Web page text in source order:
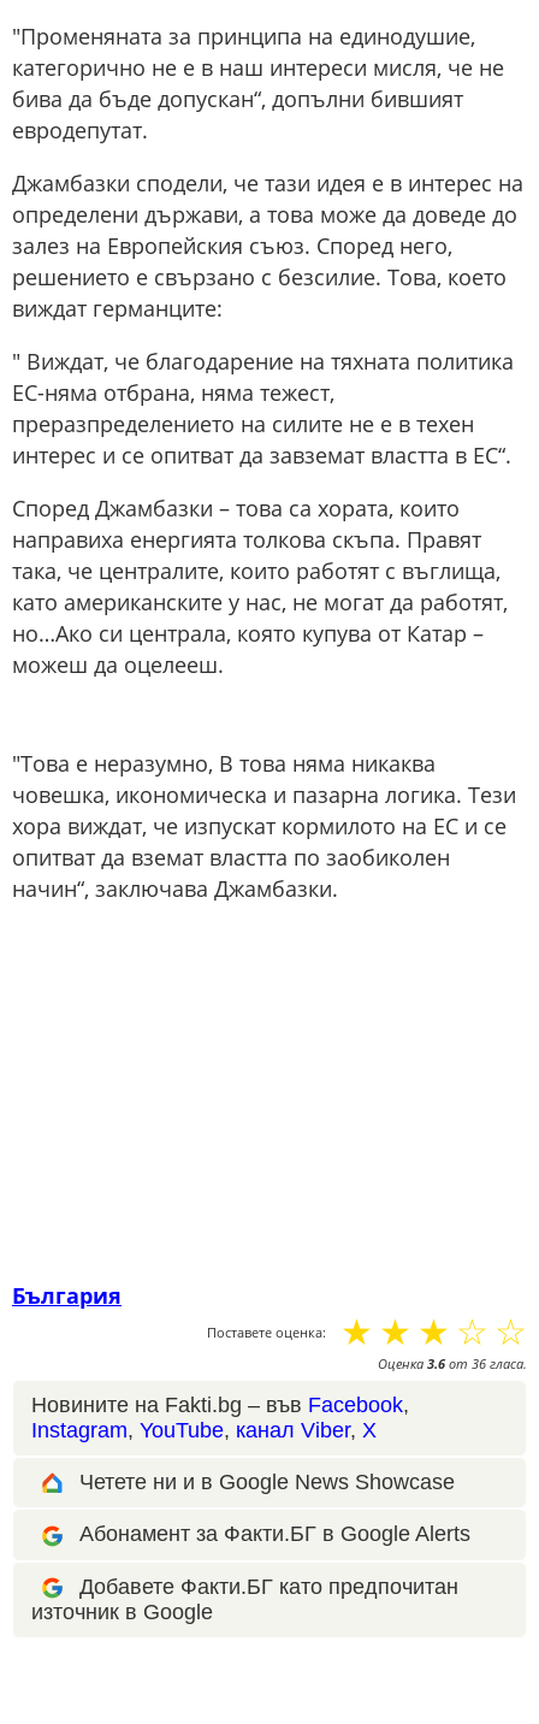
"Променяната за принципа на единодушие,
категорично не е в наш интереси мисля, че не
бива да бъде допускан“, допълни бившият
евродепутат.
Джамбазки сподели, че тази идея е в интерес на
определени държави, а това може да доведе до
залез на Европейския съюз. Според него,
решението е свързано с безсилие. Това, което
виждат германците:
" Виждат, че благодарение на тяхната политика
ЕС-няма отбрана, няма тежест,
преразпределението на силите не е в техен
интерес и се опитват да завземат властта в ЕС“.
Според Джамбазки – това са хората, които
направиха енергията толкова скъпа. Правят
така, че централите, които работят с въглища,
като американските у нас, не могат да работят,
но…Ако си централа, която купува от Катар –
можеш да оцелееш.
"Това е неразумно, В това няма никаква
човешка, икономическа и пазарна логика. Тези
хора виждат, че изпускат кормилото на ЕС и се
опитват да вземат властта по заобиколен
начин“, заключава Джамбазки.
България
Поставете оценка: ☆
☆
☆
☆
☆
Оценка 3.6 от 36 гласа.
Новините на Fakti.bg – във Facebook,
Instagram, YouTube, канал Viber, X
Четете ни и в Google News Showcase
Абонамент за Факти.БГ в Google Alerts
Добавете Факти.БГ като предпочитан
източник в Google